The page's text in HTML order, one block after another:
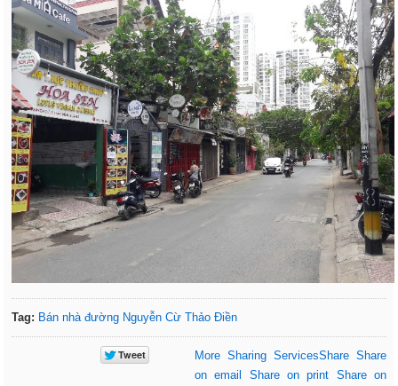
Tag: Bán nhà đường Nguyễn Cừ Thảo Điền
More Sharing ServicesShare Share
on email
Share on print Share on